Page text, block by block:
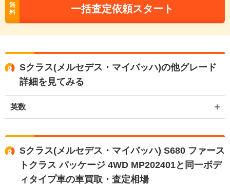
無
料
一括査定依頼スタート
Sクラス(メルセデス・マイバッハ)の他グレード
詳細を見てみる
英数
Sクラス(メルセデス・マイバッハ) S680 ファース
トクラス パッケージ 4WD MP202401と同一ボデ
ィタイプ車の車買取・査定相場